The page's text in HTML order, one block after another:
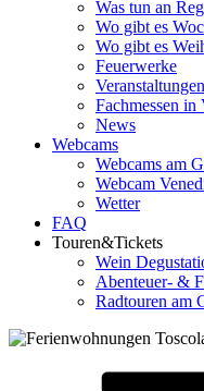
Was tun an
Wo gibt es
Wo gibt es
Feuerwerke
Veranstaltungen
Fachmessen in
News
Webcams
Webcams am
Webcam
Wetter
FAQ
Touren&Tickets
Wein
Abenteuer- &
Radtouren am